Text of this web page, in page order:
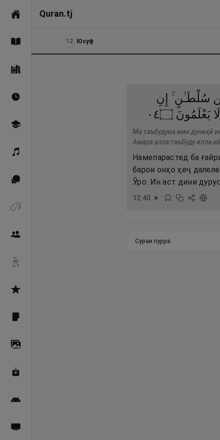
Quran.tj
Асосӣ
12 Юсуф
سُلْطَـٰنٍ ۚ
إِنِ
لَا يَعْلَمُونَ ۝٤٠
Ма таъбудуна мин дуниҳӣ
Амара алла таъбуду илла
Намепарастед ба
барои онҳо ҳеҷ
Ӯро. Ин аст дини
12:40
Сураи пурра